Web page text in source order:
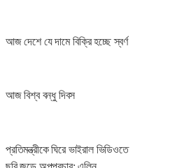
আজ দেশে যে দামে বিক্রি হচ্ছে স্বর্ণ
আজ বিশ্ব বন্ধু দিবস
প্রতিমন্ত্রীকে ঘিরে ভাইরাল ভিডিওতে